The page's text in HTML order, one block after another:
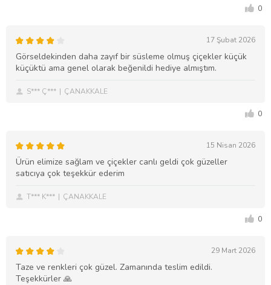
0
17 Şubat 2026
Görseldekinden daha zayıf bir süsleme olmuş çiçekler küçük
küçüktü ama genel olarak beğenildi hediye almıştım.
S*** Ç*** ÇANAKKALE
0
15 Nisan 2026
Ürün elimize sağlam ve çiçekler canlı geldi çok güzeller
satıcıya çok teşekkür ederim
T*** K*** ÇANAKKALE
0
29 Mart 2026
Taze ve renkleri çok güzel. Zamanında teslim edildi.
Teşekkürler 🙏